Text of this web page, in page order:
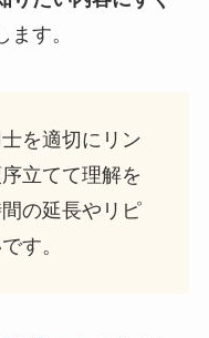
ます。
を適切にリン
立てて理解を
の延長やリピ
す。